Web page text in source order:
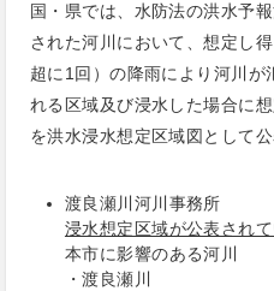
国・県では、水防法の洪水予
された河川において、想定し
超に1回）の降雨により河川が
れる区域及び浸水した場合に
を洪水浸水想定区域図として公
渡良瀬川河川事務所
浸水想定区域が公表され
本市に影響のある河川
・渡良瀬川